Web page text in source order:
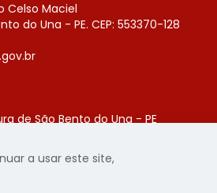
Celso Maciel
do Una - PE. CEP: 553370-128
de São Bento do Una - PE
- Agência Digital
a usar este site,